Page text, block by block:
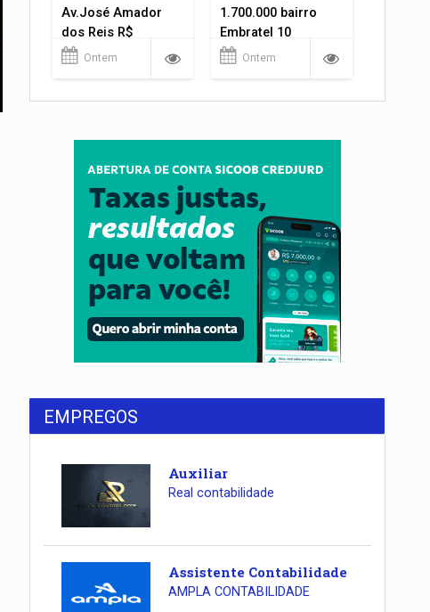
Av.José Amador
dos Reis R$
1.400.000
Ontem
1.700.000 bairro
Embratel 10
apartamentos!
Ontem
EMPREGOS
Auxiliar
Real contabilidade
Assistente Contabilidade
AMPLA CONTABILIDADE